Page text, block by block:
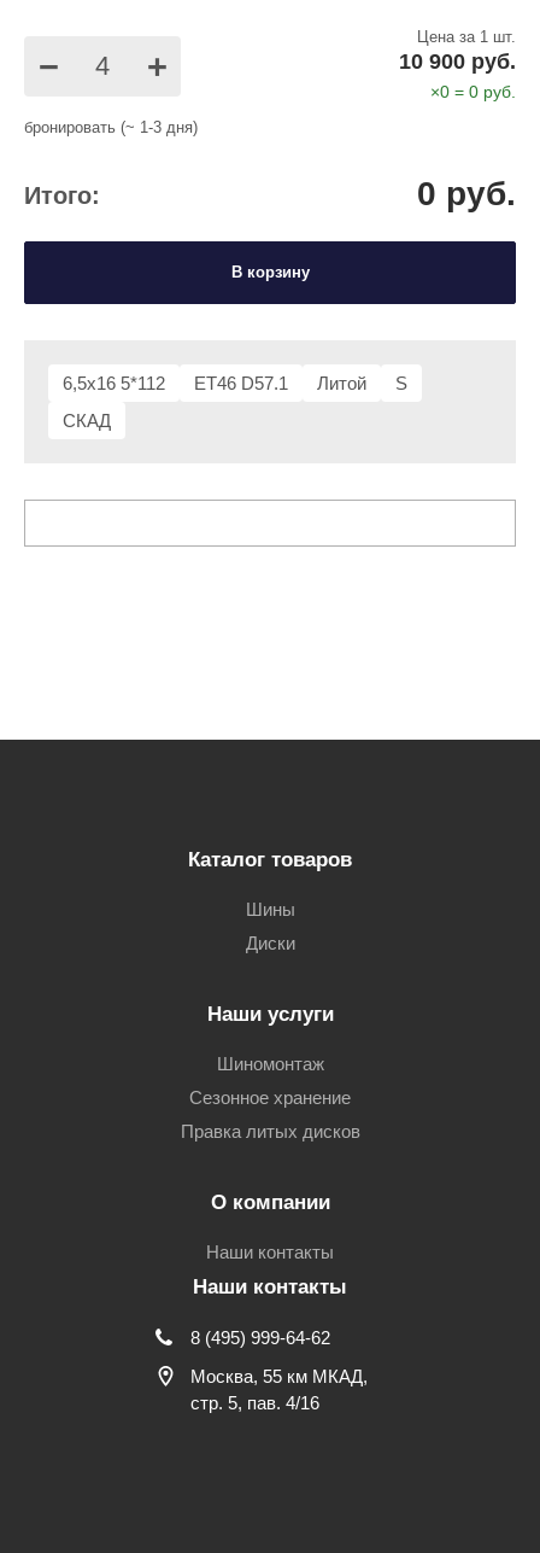
6,5x16 5*112 ET46 D57.1 Литой
S
СКАД
− +
Цена за 1 шт.
10 900 руб.
×0 = 0 руб.
бронировать (~ 1-3 дня)
Итого: 0 руб.
В корзину
Каталог товаров
Шины
Диски
Наши услуги
Шиномонтаж
Сезонное хранение
Правка литых дисков
О компании
Наши контакты
Наши контакты
8 (495) 999-64-62
Москва, 55 км МКАД,
стр. 5, пав. 4/16